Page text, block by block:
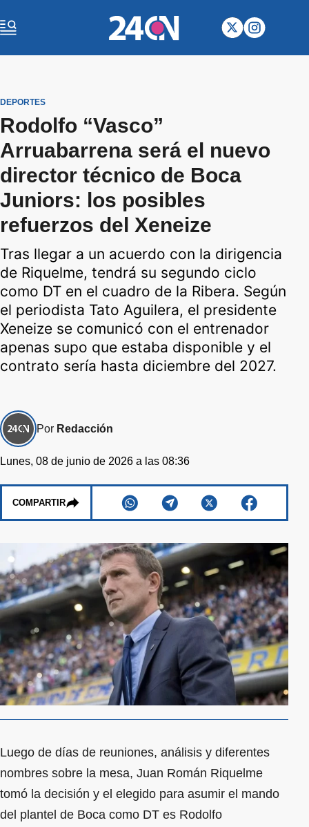
DEPORTES
Rodolfo “Vasco”
Arruabarrena será el nuevo
director técnico de Boca
Juniors: los posibles
refuerzos del Xeneize
Tras llegar a un acuerdo con la dirigencia
de Riquelme, tendrá su segundo ciclo
como DT en el cuadro de la Ribera. Según
el periodista Tato Aguilera, el presidente
Xeneize se comunicó con el entrenador
apenas supo que estaba disponible y el
contrato sería hasta diciembre del 2027.
Por Redacción
Lunes, 08 de junio de 2026 a las 08:36
COMPARTIR
Luego de días de reuniones, análisis y diferentes
nombres sobre la mesa, Juan Román Riquelme
tomó la decisión y el elegido para asumir el mando
del plantel de Boca como DT es Rodolfo